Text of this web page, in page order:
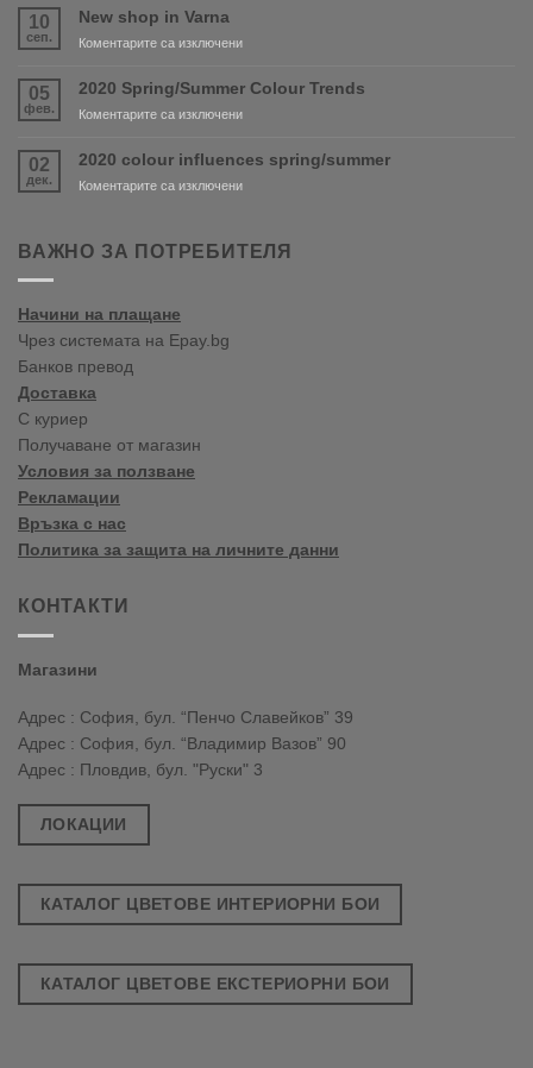
are
soon!
10
сеп.
New shop in Varna
Коментарите са изключениза
shop
Varna
05
фев.
2020 Spring/Summer Colour Trends
Коментарите са изключениза
Spring/Summer
Trends
02
дек.
2020 colour influences spring/summer
Коментарите са изключениза
influences
ВАЖНО ЗА ПОТРЕБИТЕЛЯ
Начини на плащане
Чрез системата на Epay.bg
Банков превод
Доставка
С куриер
Получаване от магазин
Условия за ползване
Рекламации
Връзка с нас
Политика за защита на личните данни
КОНТАКТИ
Магазини
Адрес : София, бул. “Пенчо Славейков” 39
Адрес : София, бул. “Владимир Вазов” 90
Адрес : Пловдив, бул. "Руски" 3
ЛОКАЦИИ
КАТАЛОГ ЦВЕТОВЕ ИНТЕРИОРНИ БОИ
КАТАЛОГ ЦВЕТОВЕ ЕКСТЕРИОРНИ БОИ